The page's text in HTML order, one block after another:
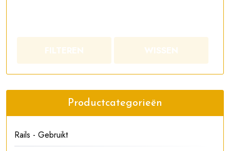
FILTEREN WISSEN
Productcategorieën
Rails - Gebruikt